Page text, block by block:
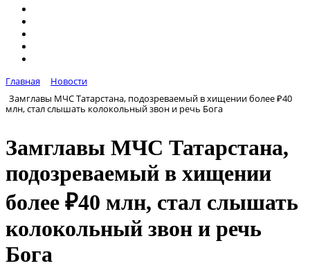
Главная
Новости
Замглавы МЧС Татарстана, подозреваемый в хищении более ₽40
млн, стал слышать колокольный звон и речь Бога
Замглавы МЧС Татарстана,
подозреваемый в хищении
более ₽40 млн, стал слышать
колокольный звон и речь
Бога